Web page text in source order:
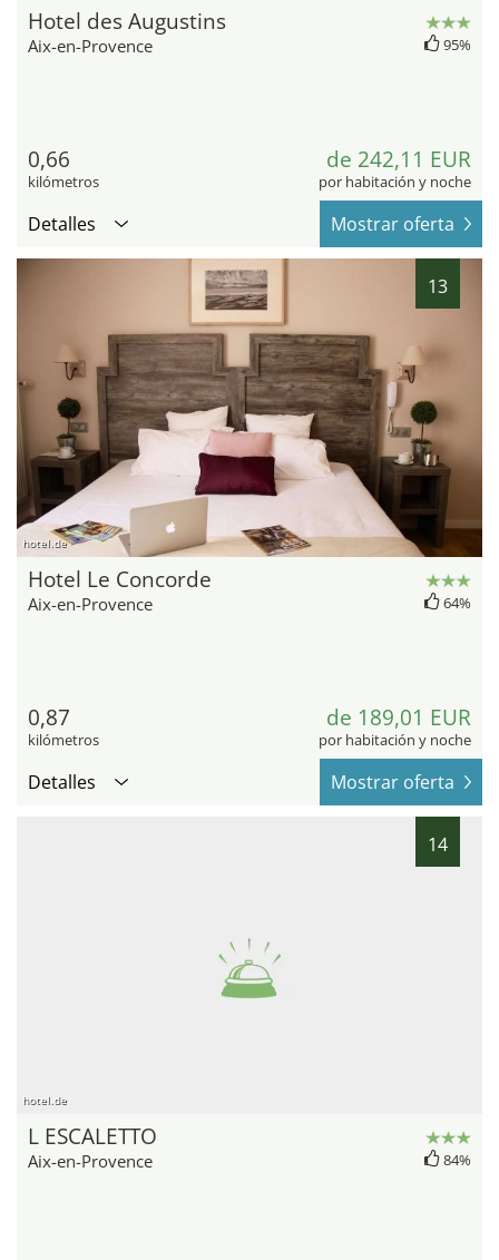
Hotel des Augustins
Aix-en-Provence 95%
0,66
kilómetros
de 242,11 EUR
por habitación y noche
Detalles Mostrar oferta
13
hotel.de
Hotel Le Concorde
Aix-en-Provence 64%
0,87
kilómetros
de 189,01 EUR
por habitación y noche
Detalles Mostrar oferta
14
hotel.de
L ESCALETTO
Aix-en-Provence 84%